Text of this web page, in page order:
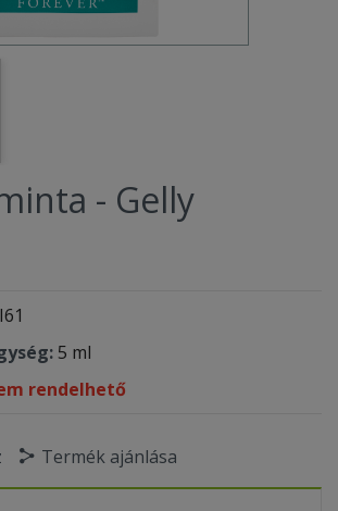
- Gelly
5 ml
rendelhető
Termék ajánlása